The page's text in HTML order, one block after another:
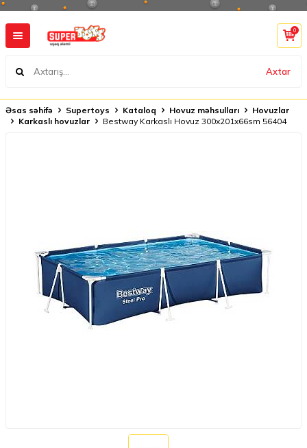
Axtar
0
Əsas səhifə Supertoys Kataloq Hovuz məhsulları
Hovuzlar
Karkaslı hovuzlar
Bestway Karkaslı Hovuz 300x201x66sm 56404